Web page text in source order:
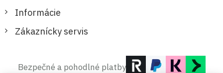
Informácie
Zákaznícky servis
Bezpečné a pohodlné platby